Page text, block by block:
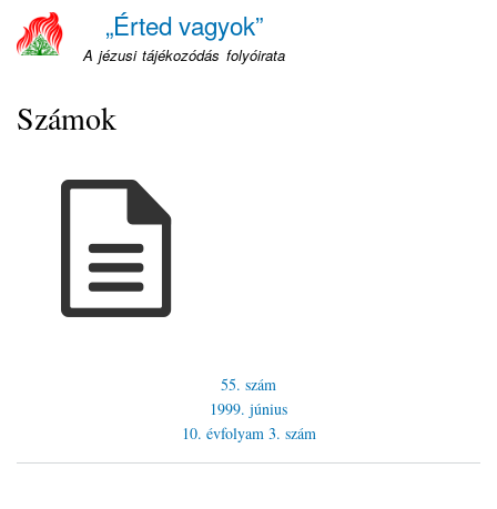
Ugrás
a
tartalomra
„Érted vagyok”
A jézusi tájékozódás folyóirata
Számok
55. szám
1999. június
10. évfolyam 3. szám